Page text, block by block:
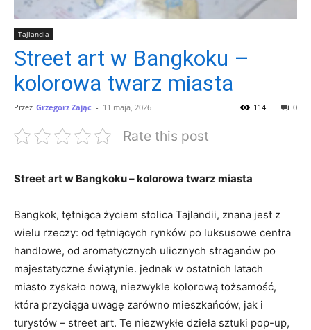
Tajlandia
Street art w Bangkoku –
kolorowa twarz miasta
Przez Grzegorz Zając - 11 maja, 2026 0
114
Rate this post
Street art w Bangkoku – kolorowa twarz miasta
Bangkok, tętniąca życiem stolica Tajlandii, znana jest z
wielu rzeczy: od tętniących rynków po luksusowe centra
handlowe, od aromatycznych ulicznych straganów po
majestatyczne świątynie. jednak w ostatnich latach
miasto zyskało nową, niezwykle kolorową tożsamość,
która przyciąga uwagę zarówno mieszkańców, jak i
turystów – street art. Te niezwykłe dzieła sztuki pop-up,